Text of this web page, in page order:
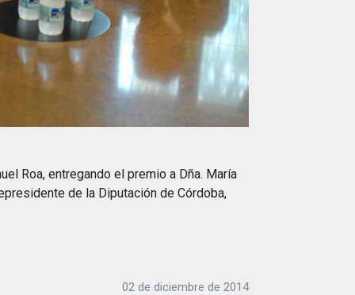
Roa, entregando el premio a Dña. María
de la Diputación de Córdoba,
02 de diciembre de 2014